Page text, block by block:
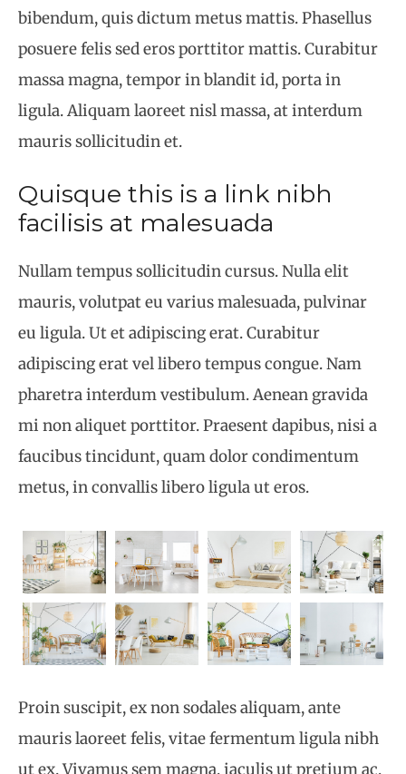
bibendum, quis dictum metus mattis. Phasellus
posuere felis sed eros porttitor mattis. Curabitur
massa magna, tempor in blandit id, porta in
ligula. Aliquam laoreet nisl massa, at interdum
mauris sollicitudin et.
Quisque this is a link nibh
facilisis at malesuada
Nullam tempus sollicitudin cursus. Nulla elit
mauris, volutpat eu varius malesuada, pulvinar
eu ligula. Ut et adipiscing erat. Curabitur
adipiscing erat vel libero tempus congue. Nam
pharetra interdum vestibulum. Aenean gravida
mi non aliquet porttitor. Praesent dapibus, nisi a
faucibus tincidunt, quam dolor condimentum
metus, in convallis libero ligula ut eros.
Proin suscipit, ex non sodales aliquam, ante
mauris laoreet felis, vitae fermentum ligula nibh
ut ex. Vivamus sem magna, iaculis ut pretium ac,